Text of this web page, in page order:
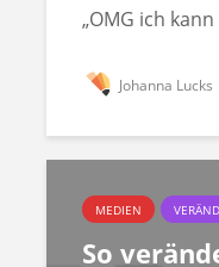
„OMG ich
Johanna Lucks
MEDIEN
So